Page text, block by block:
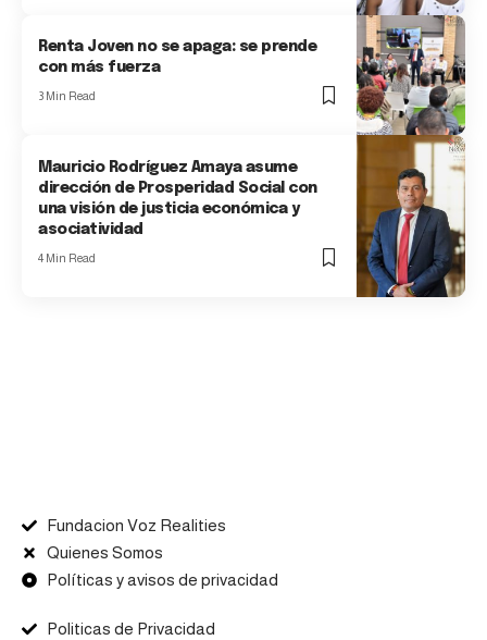
Renta Joven no se apaga: se prende
con más fuerza
3 Min Read
Mauricio Rodríguez Amaya asume
dirección de Prosperidad Social con
una visión de justicia económica y
asociatividad
4 Min Read
Fundacion Voz Realities
Quienes Somos
Políticas y avisos de privacidad
Politicas de Privacidad